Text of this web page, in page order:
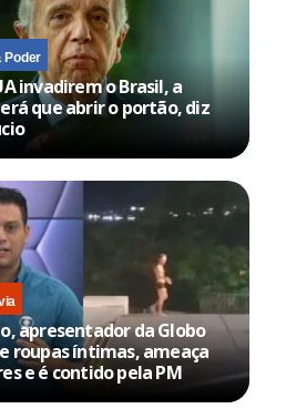
Poder
invadirem o Brasil, a
que abrir o portão, diz
apresentador da Globo
roupas íntimas, ameaça
e é contido pela PM